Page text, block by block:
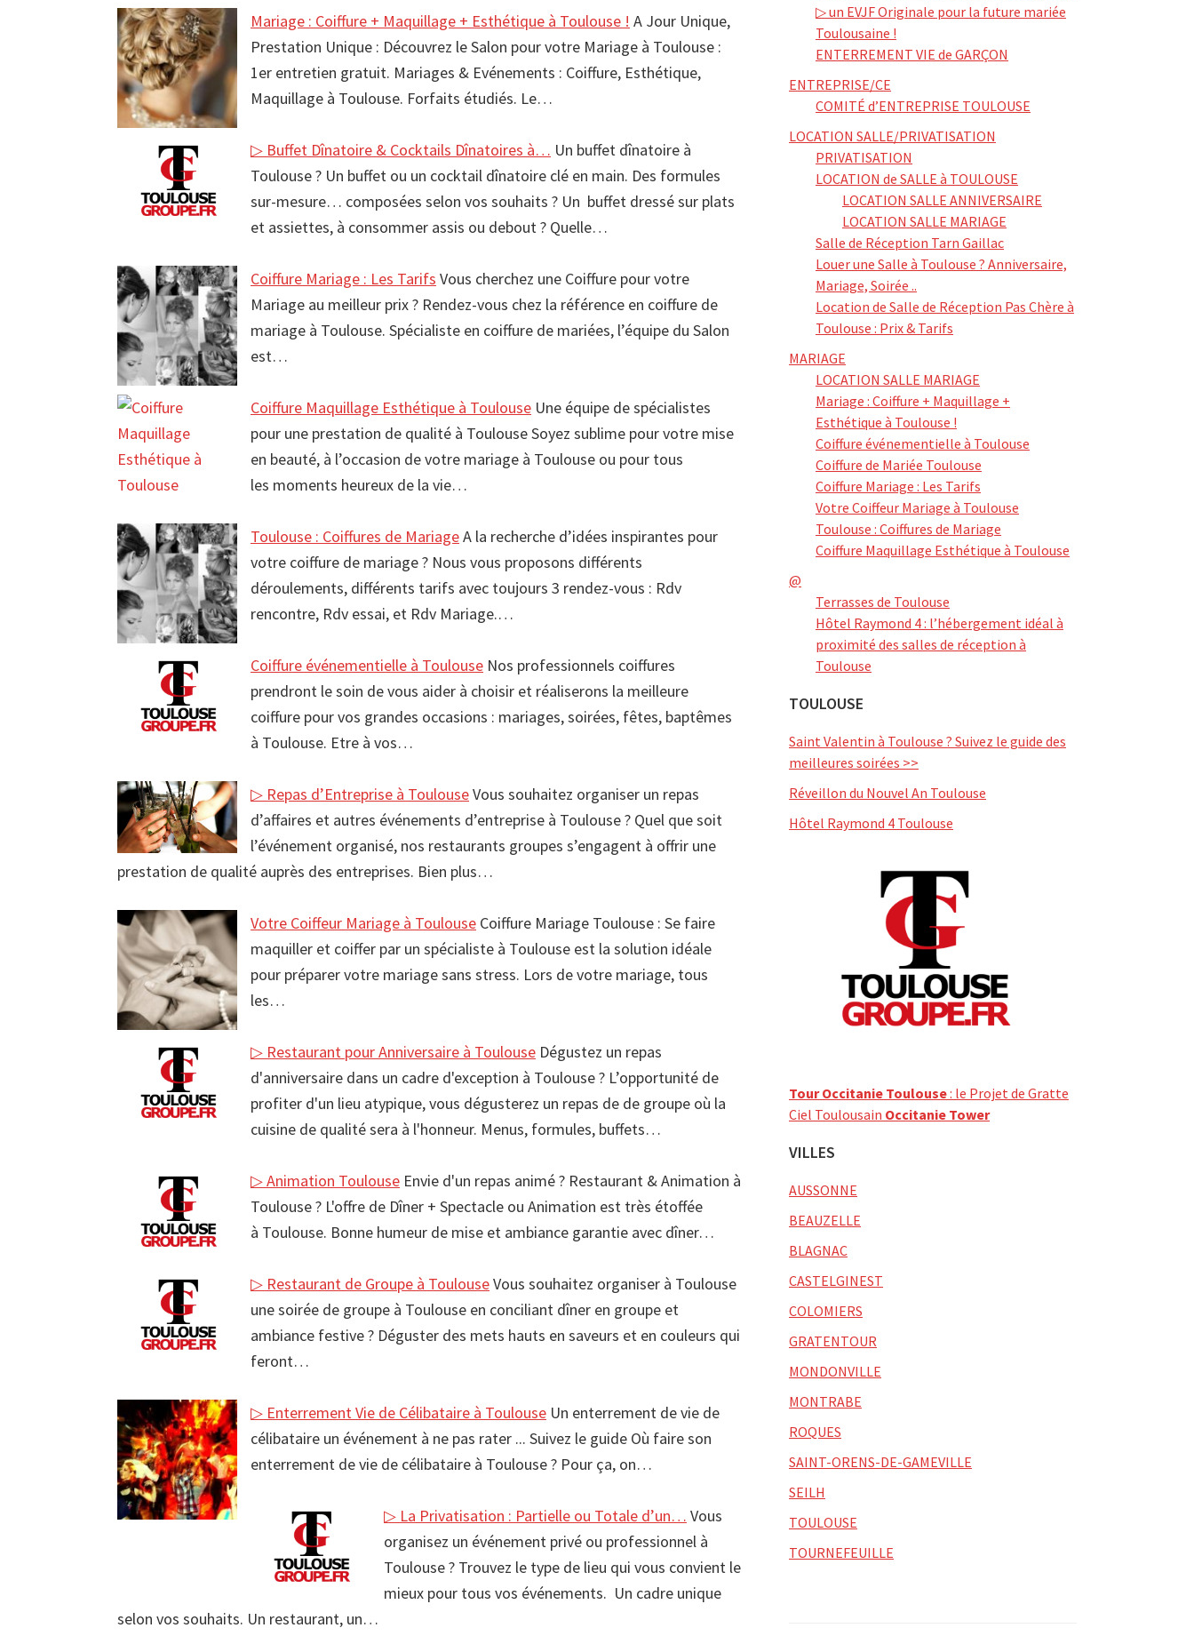
Mariage : Coiffure + Maquillage + Esthétique à Toulouse ! A Jour Unique,
Prestation Unique : Découvrez le Salon pour votre Mariage à Toulouse :
1er entretien gratuit. Mariages & Evénements : Coiffure, Esthétique,
Maquillage à Toulouse. Forfaits étudiés. Le…
▷ Buffet Dînatoire & Cocktails Dînatoires à… Un buffet dînatoire à
Toulouse ? Un buffet ou un cocktail dînatoire clé en main. Des formules
sur-mesure… composées selon vos souhaits ? Un buffet dressé sur plats
et assiettes, à consommer assis ou debout ? Quelle…
Coiffure Mariage : Les Tarifs Vous cherchez une Coiffure pour votre
Mariage au meilleur prix ? Rendez-vous chez la référence en coiffure de
mariage à Toulouse. Spécialiste en coiffure de mariées, l’équipe du Salon
est…
Coiffure Maquillage Esthétique à Toulouse Une équipe de spécialistes
pour une prestation de qualité à Toulouse Soyez sublime pour votre mise
en beauté, à l’occasion de votre mariage à Toulouse ou pour tous
les moments heureux de la vie…
Toulouse : Coiffures de MariageA la recherche d’idées inspirantes pour
votre coiffure de mariage ? Nous vous proposons différents
déroulements, différents tarifs avec toujours 3 rendez-vous : Rdv
rencontre, Rdv essai, et Rdv Mariage.…
Coiffure événementielle à Toulouse Nos professionnels coiffures
prendront le soin de vous aider à choisir et réaliserons la meilleure
coiffure pour vos grandes occasions : mariages, soirées, fêtes, baptêmes
à Toulouse. Etre à vos…
▷ Repas d’Entreprise à ToulouseVous souhaitez organiser un repas
d’affaires et autres événements d’entreprise à Toulouse ? Quel que soit
l’événement organisé, nos restaurants groupes s’engagent à offrir une
prestation de qualité auprès des entreprises. Bien plus…
Votre Coiffeur Mariage à Toulouse Coiffure Mariage Toulouse : Se faire
maquiller et coiffer par un spécialiste à Toulouse est la solution idéale
pour préparer votre mariage sans stress. Lors de votre mariage, tous
les…
▷ Restaurant pour Anniversaire à Toulouse Dégustez un repas
d'anniversaire dans un cadre d'exception à Toulouse ? L’opportunité de
profiter d'un lieu atypique, vous dégusterez un repas de de groupe où la
cuisine de qualité sera à l'honneur. Menus, formules, buffets…
▷ Animation Toulouse Envie d'un repas animé ? Restaurant & Animation à
Toulouse ? L'offre de Dîner + Spectacle ou Animation est très étoffée
à Toulouse. Bonne humeur de mise et ambiance garantie avec dîner…
▷ Restaurant de Groupe à ToulouseVous souhaitez organiser à Toulouse
une soirée de groupe à Toulouse en conciliant dîner en groupe et
ambiance festive ? Déguster des mets hauts en saveurs et en couleurs qui
feront…
▷ Enterrement Vie de Célibataire à Toulouse Un enterrement de vie de
célibataire un événement à ne pas rater ... Suivez le guide Où faire son
enterrement de vie de célibataire à Toulouse ? Pour ça, on…
▷ La Privatisation : Partielle ou Totale d’un… Vous
organisez un événement privé ou professionnel à
Toulouse ? Trouvez le type de lieu qui vous convient le
mieux pour tous vos événements. Un cadre unique
selon vos souhaits. Un restaurant, un…
▷ un EVJF Originale pour la future mariée
Toulousaine !
ENTERREMENT VIE de GARÇON
ENTREPRISE/CE
COMITÉ d’ENTREPRISE TOULOUSE
LOCATION SALLE/PRIVATISATION
PRIVATISATION
LOCATION de SALLE à TOULOUSE
LOCATION SALLE ANNIVERSAIRE
LOCATION SALLE MARIAGE
Salle de Réception Tarn Gaillac
Louer une Salle à Toulouse ? Anniversaire,
Mariage, Soirée ..
Location de Salle de Réception Pas Chère à
Toulouse : Prix & Tarifs
MARIAGE
LOCATION SALLE MARIAGE
Mariage : Coiffure + Maquillage +
Esthétique à Toulouse !
Coiffure événementielle à Toulouse
Coiffure de Mariée Toulouse
Coiffure Mariage : Les Tarifs
Votre Coiffeur Mariage à Toulouse
Toulouse : Coiffures de Mariage
Coiffure Maquillage Esthétique à Toulouse
@
Terrasses de Toulouse
Hôtel Raymond 4 : l’hébergement idéal à
proximité des salles de réception à
Toulouse
TOULOUSE
Saint Valentin à Toulouse ? Suivez le guide des
meilleures soirées >>
Réveillon du Nouvel An Toulouse
Hôtel Raymond 4 Toulouse
Tour Occitanie Toulouse: le Projet de Gratte
Ciel Toulousain Occitanie Tower
VILLES
AUSSONNE
BEAUZELLE
BLAGNAC
CASTELGINEST
COLOMIERS
GRATENTOUR
MONDONVILLE
MONTRABE
ROQUES
SAINT-ORENS-DE-GAMEVILLE
SEILH
TOULOUSE
TOURNEFEUILLE